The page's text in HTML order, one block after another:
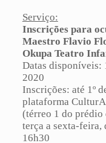
Serviço:
Inscrições para
Maestro Flavio
Okupa Teatro
Datas disponíveis:
2020
Inscrições: até 1º
plataforma
(térreo 1 do prédio
terça a sexta-feira,
16h30